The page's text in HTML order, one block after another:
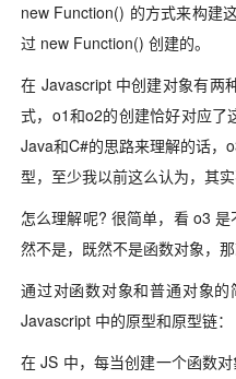
new Function() 的方式来构建
过 new Function() 创建的。
在 Javascript 中创建对象有两
式，o1和o2的创建恰好对应了
Java和C#的思路来理解的话，
型，至少我以前这么认为，其
怎么理解呢? 很简单，看 o3
然不是，既然不是函数对象，那
通过对函数对象和普通对象
Javascript 中的原型和原型链：
在 JS 中，每当创建一个函数